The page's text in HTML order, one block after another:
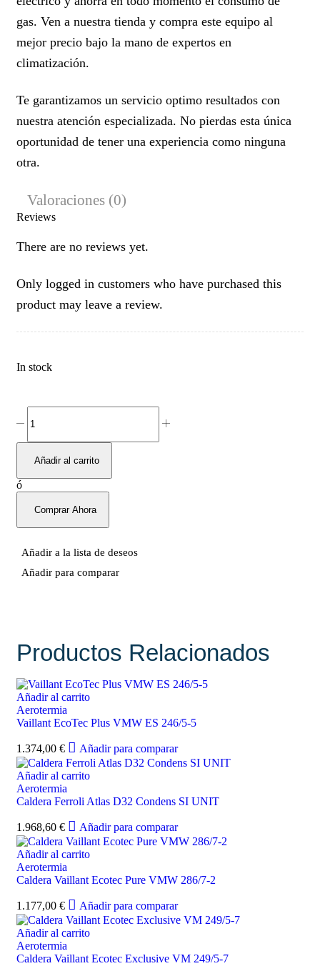
gas. Ven a nuestra tienda y compra este equipo al
mejor precio bajo la mano de expertos en
climatización.
Te garantizamos un servicio optimo resultados con
nuestra atención especializada. No pierdas esta única
oportunidad de tener una experiencia como ninguna
otra.
Valoraciones (0)
Reviews
There are no reviews yet.
Only logged in customers who have purchased this
product may leave a review.
In stock
Añadir al carrito
ó
Comprar Ahora
Añadir a la lista de deseos
Añadir para comparar
Productos Relacionados
Añadir al carrito
Aerotermia
Vaillant EcoTec Plus VMW ES 246/5-5
1.374,00 € Añadir para comparar
Añadir al carrito
Aerotermia
Caldera Ferroli Atlas D32 Condens SI UNIT
1.968,60 € Añadir para comparar
Añadir al carrito
Aerotermia
Caldera Vaillant Ecotec Pure VMW 286/7-2
1.177,00 € Añadir para comparar
Añadir al carrito
Aerotermia
Caldera Vaillant Ecotec Exclusive VM 249/5-7